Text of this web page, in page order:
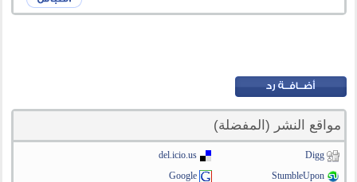
مواقع النشر (المفضلة)
Digg
del.icio.us
StumbleUpon
Google